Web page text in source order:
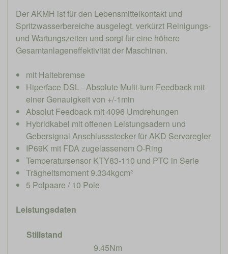
Der AKMH ist für den Lebensmittelkontakt und
Spritzwasserbereiche ausgelegt, verkürzt Reinigungs-
und Wartungszeiten und sorgt für eine höhere
Gesamtanlageneffektivität der Maschinen.
mit Haltebremse
Hiperface DSL - Absolute Multi-turn Feedback mit
einer Genauigkeit von +/-1min
Absolut Feedback mit 4096 Umdrehungen
Hybridkabel mit offenen Leistungsadern und
Gebersignal Anschlussstecker für AKD Servoregler
IP69K mit FDA zugelassenem O-Ring
Temperatursensor KTY83-110 und PTC in Serie
Trägheitsmoment 9.334kgcm²
5 Polpaare / 10 Pole
Leistungsdaten
Stillstand
9.45Nm